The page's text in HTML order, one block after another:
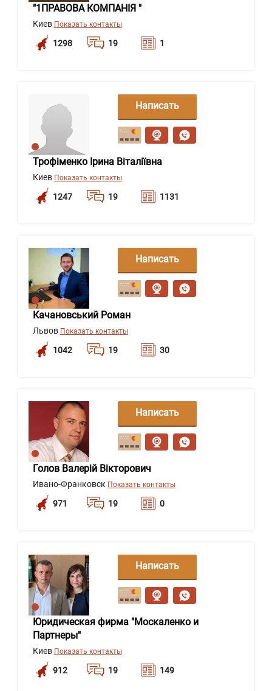
"1ПРАВОВА КОМПАНІЯ "
Киев Показать контакты
1298 19 1
Трофіменко Ірина Віталіївна
Киев Показать контакты
1247 19 1131
Написать
сообщение
Качановський Роман
Львов Показать контакты
1042 19 30
Написать
сообщение
Голов Валерій Вікторович
Ивано-Франковск Показать контакты
971 19 0
Написать
сообщение
Юридическая фирма "Москаленко и
Партнеры"
Киев Показать контакты
912 19 149
Написать
сообщение